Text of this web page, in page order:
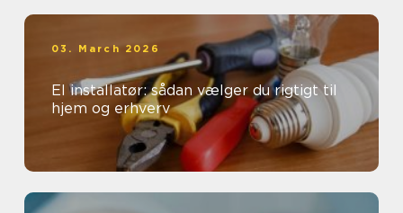
03. March 2026
El installatør: sådan vælger du rigtigt til
hjem og erhverv